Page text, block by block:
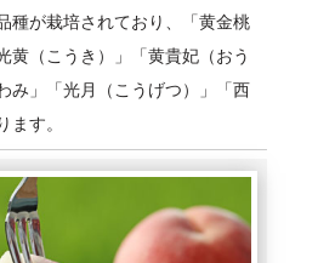
種が栽培されており、「黄金桃
黄（こうき）」「黄貴妃（おう
み」「光月（こうげつ）」「西
ます。